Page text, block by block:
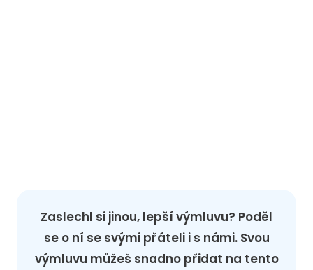
Zaslechl si jinou, lepší výmluvu? Poděl
se o ní se svými přáteli i s námi. Svou
výmluvu můžeš snadno přidat na tento